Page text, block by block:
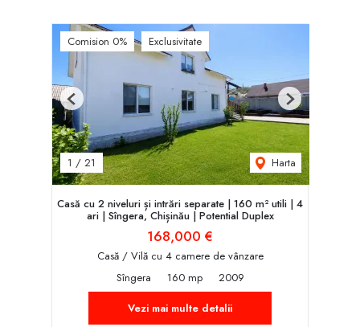
Comision 0% Exclusivitate
1 / 21 Harta
Previous Next
Casă cu 2 niveluri și intrări separate | 160 m² utili | 4
ari | Sîngera, Chișinău | Potent‌ial Duplex
168,000 €
Casă / Vilă cu 4 camere de vânzare
Sîngera
160 mp
2009
Vezi mai multe detalii